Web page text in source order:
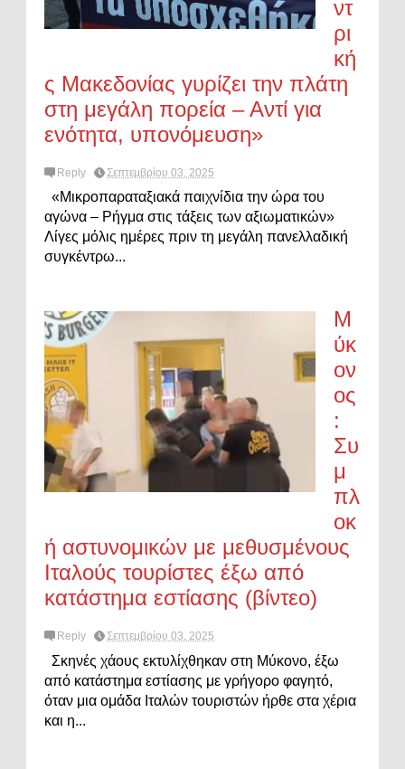
ντ
ρι
κή
ς Μακεδονίας γυρίζει την πλάτη
στη μεγάλη πορεία – Αντί για
ενότητα, υπονόμευση»
Reply Σεπτεμβρίου 03, 2025
«Μικροπαραταξιακά παιχνίδια την ώρα του
αγώνα – Ρήγμα στις τάξεις των αξιωματικών»
Λίγες μόλις ημέρες πριν τη μεγάλη πανελλαδική
συγκέντρω...
Μ
ύκ
ον
ος
:
Συ
μ
πλ
οκ
ή αστυνομικών με μεθυσμένους
Ιταλούς τουρίστες έξω από
κατάστημα εστίασης (βίντεο)
Reply Σεπτεμβρίου 03, 2025
Σκηνές χάους εκτυλίχθηκαν στη Μύκονο, έξω
από κατάστημα εστίασης με γρήγορο φαγητό,
όταν μια ομάδα Ιταλών τουριστών ήρθε στα χέρια
και η...